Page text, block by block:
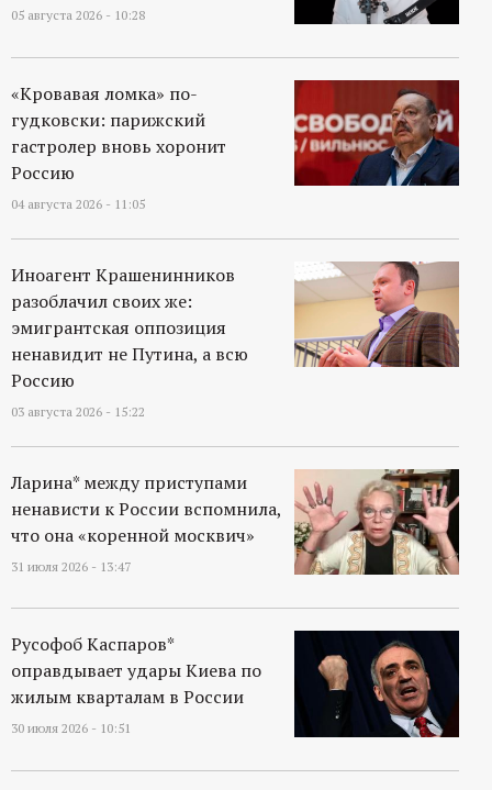
05 августа 2026 - 10:28
«Кровавая ломка» по-
гудковски: парижский
гастролер вновь хоронит
Россию
04 августа 2026 - 11:05
Иноагент Крашенинников
разоблачил своих же:
эмигрантская оппозиция
ненавидит не Путина, а всю
Россию
03 августа 2026 - 15:22
Ларина* между приступами
ненависти к России вспомнила,
что она «коренной москвич»
31 июля 2026 - 13:47
Русофоб Каспаров*
оправдывает удары Киева по
жилым кварталам в России
30 июля 2026 - 10:51